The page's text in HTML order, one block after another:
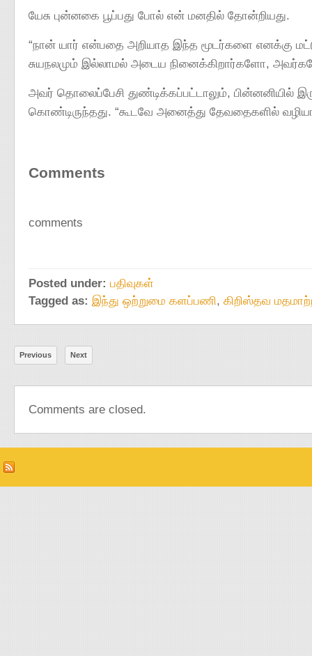
யேசு புன்னகை பூப்பது போல் என் மனதில் தோன்றியது.
“நான் யார் என்பதை அறியாத இந்த மூடர்களை எனக்கு
சுயநலமும் இல்லாமல் அடைய நினைக்கிறார்களோ,
அவர் தொலைப்பேசி துண்டிக்கப்பட்டாலும், பின்னனியில்
கொண்டிருந்தது. “கூடவே அனைத்து தேவதைகளில்
Comments
comments
Posted under: பதிவுகள்
Tagged as: இந்து ஒற்றுமை களப்பணி, கிறிஸ்தவ
Previous Next
Comments are closed.